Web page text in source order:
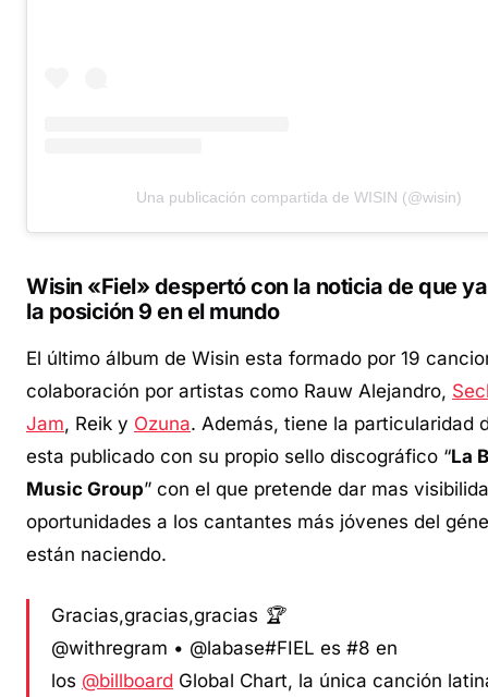
Una publicación compartida de WISIN (@wisin)
Wisin «Fiel» despertó con la noticia de que
la posición 9 en el mundo
El último álbum de Wisin esta formado por 19
colaboración por artistas como Rauw Alejandro,
Jam, Reik y Ozuna. Además, tiene la particularidad
esta publicado con su propio sello discográfico “La
Music Group” con el que pretende dar mas
oportunidades a los cantantes más jóvenes del
están naciendo.
Gracias,gracias,gracias 🏆
@withregram • @labase#FIEL es #8 en
los @billboard Global Chart, la única canción